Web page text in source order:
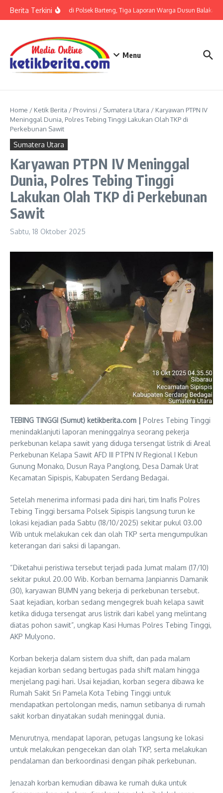
Berita TerkiniTerkait LP di Polsek Barteng, Tiga Laporan Warga Dusun Balaka di
Menu
Home / Ketik Berita / Provinsi / Sumatera Utara / Karyawan PTPN IV
Meninggal Dunia, Polres Tebing Tinggi Lakukan Olah TKP di
Perkebunan Sawit
Sumatera Utara
Karyawan PTPN IV Meninggal
Dunia, Polres Tebing Tinggi
Lakukan Olah TKP di Perkebunan
Sawit
Sabtu, 18 Oktober 2025
TEBING TINGGI (Sumut) ketikberita.com | Polres Tebing Tinggi
menindaklanjuti laporan meninggalnya seorang pekerja
perkebunan kelapa sawit yang diduga tersengat listrik di Areal
Perkebunan Kelapa Sawit AFD III PTPN IV Regional I Kebun
Gunung Monako, Dusun Raya Panglong, Desa Damak Urat
Kecamatan Sipispis, Kabupaten Serdang Bedagai.
Setelah menerima informasi pada dini hari, tim Inafis Polres
Tebing Tinggi bersama Polsek Sipispis langsung turun ke
lokasi kejadian pada Sabtu (18/10/2025) sekitar pukul 03.00
Wib untuk melakukan cek dan olah TKP serta mengumpulkan
keterangan dari saksi di lapangan.
“Diketahui peristiwa tersebut terjadi pada Jumat malam (17/10)
sekitar pukul 20.00 Wib. Korban bernama Janpiannis Damanik
(30), karyawan BUMN yang bekerja di perkebunan tersebut.
Saat kejadian, korban sedang mengegrek buah kelapa sawit
ketika diduga tersengat arus listrik dari kabel yang melintang
diatas pohon sawit”, ungkap Kasi Humas Polres Tebing Tinggi,
AKP Mulyono.
Korban bekerja dalam sistem dua shift, dan pada malam
kejadian korban sedang bertugas pada shift malam hingga
menjelang pagi hari. Usai kejadian, korban segera dibawa ke
Rumah Sakit Sri Pamela Kota Tebing Tinggi untuk
mendapatkan pertolongan medis, namun setibanya di rumah
sakit korban dinyatakan sudah meninggal dunia.
Menurutnya, mendapat laporan, petugas langsung ke lokasi
untuk melakukan pengecekan dan olah TKP, serta melakukan
pendalaman dan berkoordinasi dengan pihak perkebunan.
Jenazah korban kemudian dibawa ke rumah duka untuk